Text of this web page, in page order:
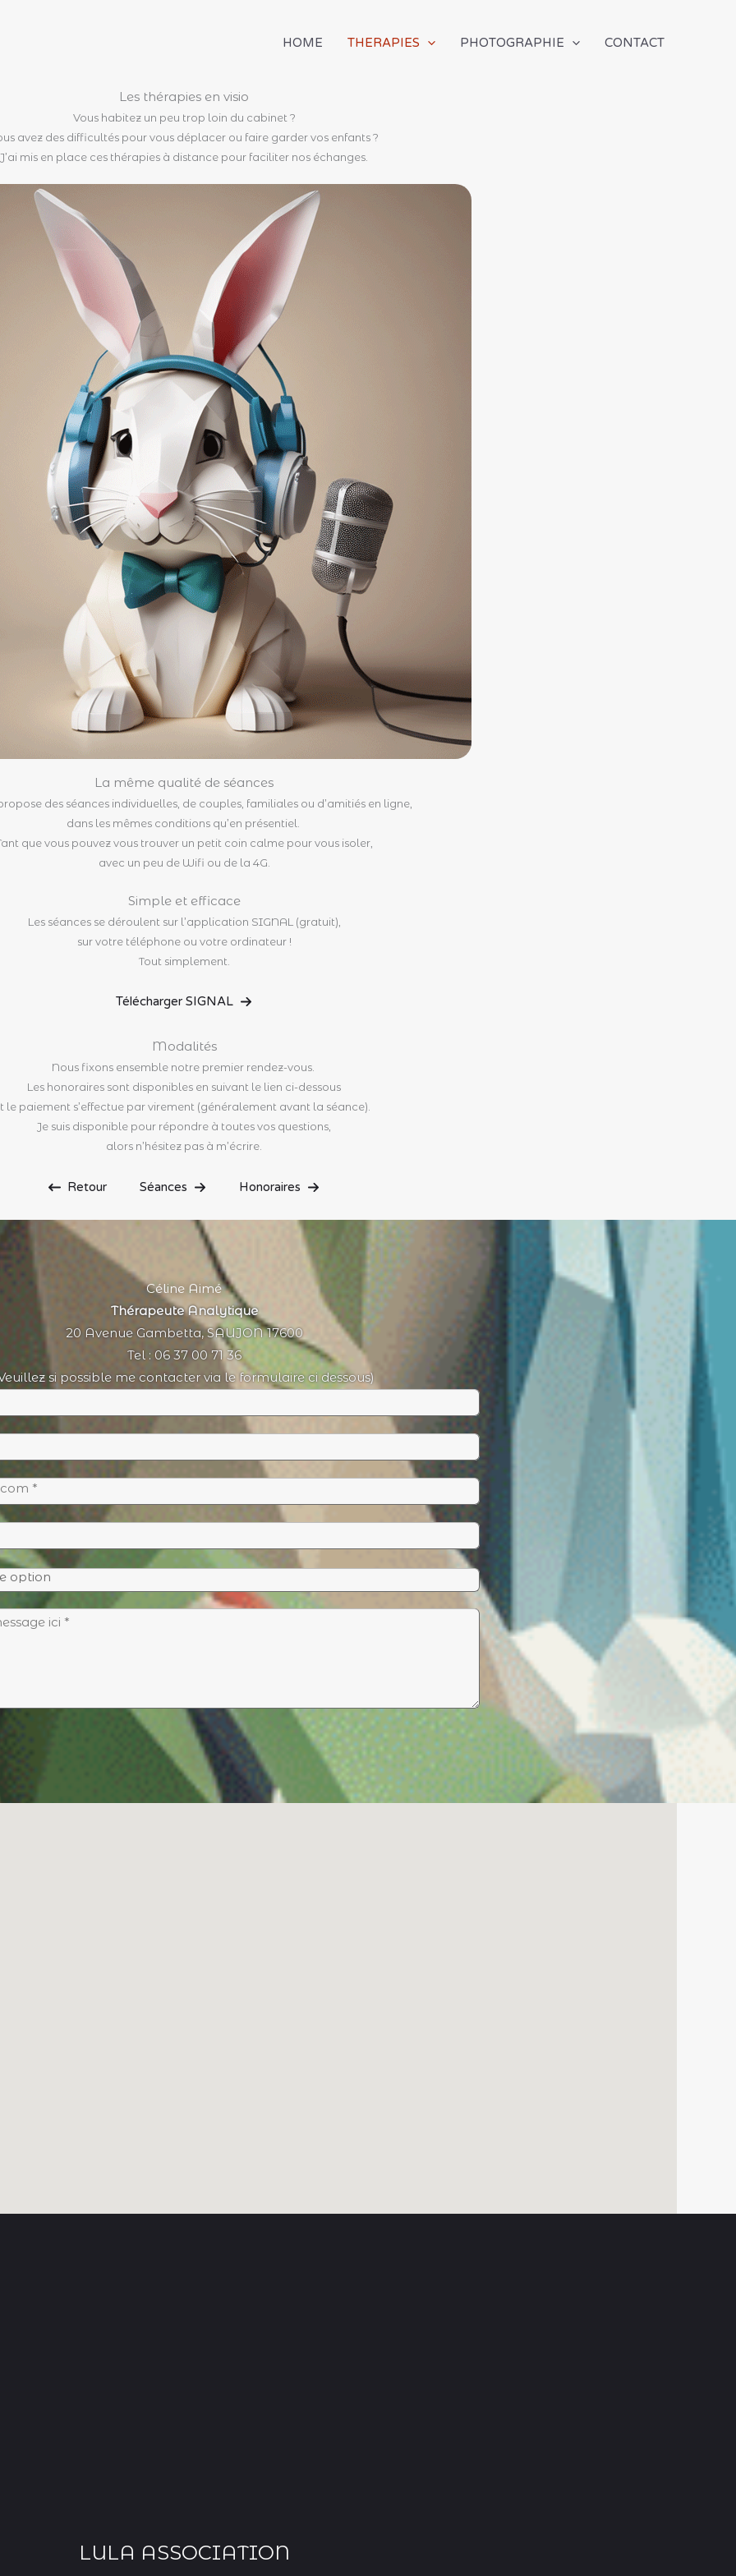
HOME THERAPIES PHOTOGRAPHIE CONTACT
Les thérapies en visio
Vous habitez un peu trop loin du cabinet ?
avez des difficultés pour vous déplacer ou faire garder vos enfants ?
J’ai mis en place ces thérapies à distance pour faciliter nos échanges.
La même qualité de séances
des séances individuelles, de couples, familiales ou d’amitiés en ligne,
dans les mêmes conditions qu’en présentiel.
que vous pouvez vous trouver un petit coin calme pour vous isoler,
avec un peu de Wifi ou de la 4G.
Simple et efficace
Les séances se déroulent sur l’application SIGNAL (gratuit),
sur votre téléphone ou votre ordinateur !
Tout simplement.
Télécharger SIGNAL
Modalités
Nous fixons ensemble notre premier rendez-vous.
Les honoraires sont disponibles en suivant le lien ci-dessous
le paiement s’effectue par virement (généralement avant la séance).
Je suis disponible pour répondre à toutes vos questions,
alors n’hésitez pas à m’écrire.
Retour Séances Honoraires
Céline Aimé
Thérapeute Analytique
20 Avenue Gambetta, SAUJON 17600
Tel : 06 37 00 71 36
si possible me contacter via le formulaire ci dessous)
LULA ASSOCIATION